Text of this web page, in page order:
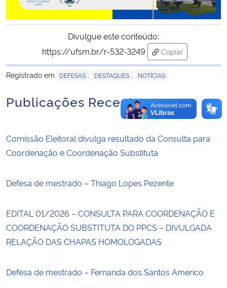
Divulgue este conteúdo:
https://ufsm.br/r-532-3249
Copiar
para área de
Registrado em
DEFESAS DESTAQUES NOTÍCIAS
Publicações Recentes
Comissão Eleitoral divulga resultado da Consulta para
Coordenação e Coordenação Substituta
Defesa de mestrado – Thiago Lopes Pezente
EDITAL 01/2026 – CONSULTA PARA COORDENAÇÃO E
COORDENAÇÃO SUBSTITUTA DO PPCS – DIVULGADA
RELAÇÃO DAS CHAPAS HOMOLOGADAS
Defesa de mestrado – Fernanda dos Santos Americo